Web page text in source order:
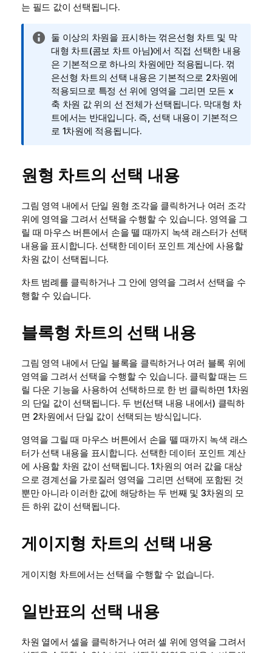
는 필드 값이 선택됩니다.
정
보
메
모
둘 이상의 차원을 표시하는 꺾은선형 차트 및 막
대형 차트(콤보 차트 아님)에서 직접 선택한 내용
은 기본적으로 하나의 차원에만 적용됩니다. 꺾
은선형 차트의 선택 내용은 기본적으로 2차원에
적용되므로 특정 선 위에 영역을 그리면 모든 x
축 차원 값 위의 선 전체가 선택됩니다. 막대형 차
트에서는 반대입니다. 즉, 선택 내용이 기본적으
로 1차원에 적용됩니다.
원형 차트의 선택 내용
그림 영역 내에서 단일 원형 조각을 클릭하거나 여러 조각
위에 영역을 그려서 선택을 수행할 수 있습니다. 영역을 그
릴 때 마우스 버튼에서 손을 뗄 때까지 녹색 래스터가 선택
내용을 표시합니다. 선택한 데이터 포인트 계산에 사용할
차원 값이 선택됩니다.
차트 범례를 클릭하거나 그 안에 영역을 그려서 선택을 수
행할 수 있습니다.
블록형 차트의 선택 내용
그림 영역 내에서 단일 블록을 클릭하거나 여러 블록 위에
영역을 그려서 선택을 수행할 수 있습니다. 클릭할 때는 드
릴 다운 기능을 사용하여 선택하므로 한 번 클릭하면 1차원
의 단일 값이 선택됩니다. 두 번(선택 내용 내에서) 클릭하
면 2차원에서 단일 값이 선택되는 방식입니다.
영역을 그릴 때 마우스 버튼에서 손을 뗄 때까지 녹색 래스
터가 선택 내용을 표시합니다. 선택한 데이터 포인트 계산
에 사용할 차원 값이 선택됩니다. 1차원의 여러 값을 대상
으로 경계선을 가로질러 영역을 그리면 선택에 포함된 것
뿐만 아니라 이러한 값에 해당하는 두 번째 및 3차원의 모
든 하위 값이 선택됩니다.
게이지형 차트의 선택 내용
게이지형 차트에서는 선택을 수행할 수 없습니다.
일반표의 선택 내용
차원 열에서 셀을 클릭하거나 여러 셀 위에 영역을 그려서